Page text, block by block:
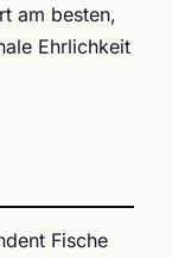
am besten,
Ehrlichkeit
Fische